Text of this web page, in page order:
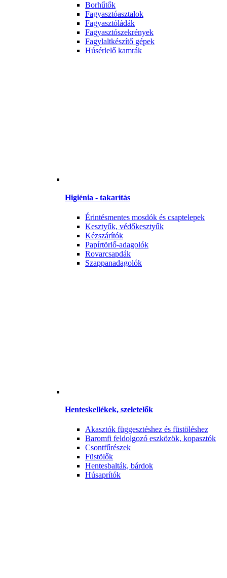
Borhűtők
Fagyasztóasztalok
Fagyasztóládák
Fagyasztószekrények
Fagylaltkészítő gépek
Húsérlelő kamrák
Higiénia - takarítás
Érintésmentes mosdók és csaptelepek
Kesztyűk, védőkesztyűk
Kézszárítók
Papírtörlő-adagolók
Rovarcsapdák
Szappanadagolók
Henteskellékek, szeletelők
Akasztók függesztéshez és füstöléshez
Baromfi feldolgozó eszközök, kopasztók
Csontfűrészek
Füstölők
Hentesbalták, bárdok
Húsaprítók